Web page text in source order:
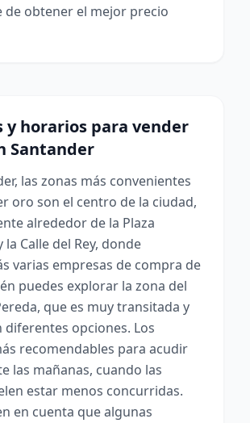
de obtener el mejor precio
y horarios para vender
Santander
las zonas más convenientes
oro son el centro de la ciudad,
alrededor de la Plaza
la Calle del Rey, donde
varias empresas de compra de
puedes explorar la zona del
que es muy transitada y
diferentes opciones. Los
recomendables para acudir
las mañanas, cuando las
estar menos concurridas.
en cuenta que algunas